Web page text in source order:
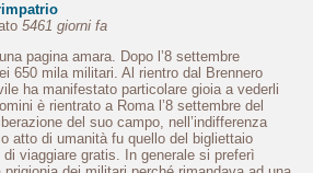
5461 giorni fa
pagina amara. Dopo l’8 settembre
650 mila militari. Al rientro dal Brennero
ha manifestato particolare gioia a vederli
è rientrato a Roma l’8 settembre del
del suo campo, nell’indifferenza
atto di umanità fu quello del bigliettaio
viaggiare gratis. In generale si preferì